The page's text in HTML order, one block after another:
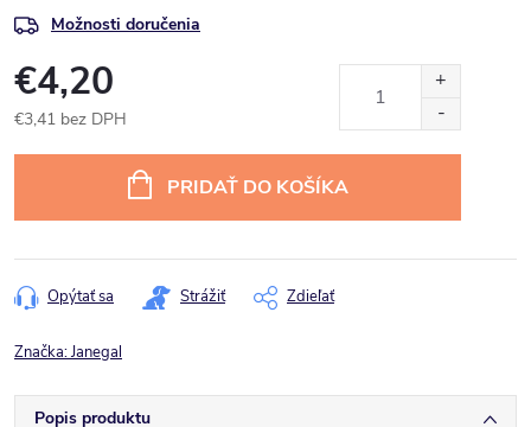
Možnosti doručenia
€4,20
€3,41 bez DPH
PRIDAŤ DO KOŠÍKA
Opýtať sa Strážiť Zdieľať
Značka:Janegal
Popis produktu